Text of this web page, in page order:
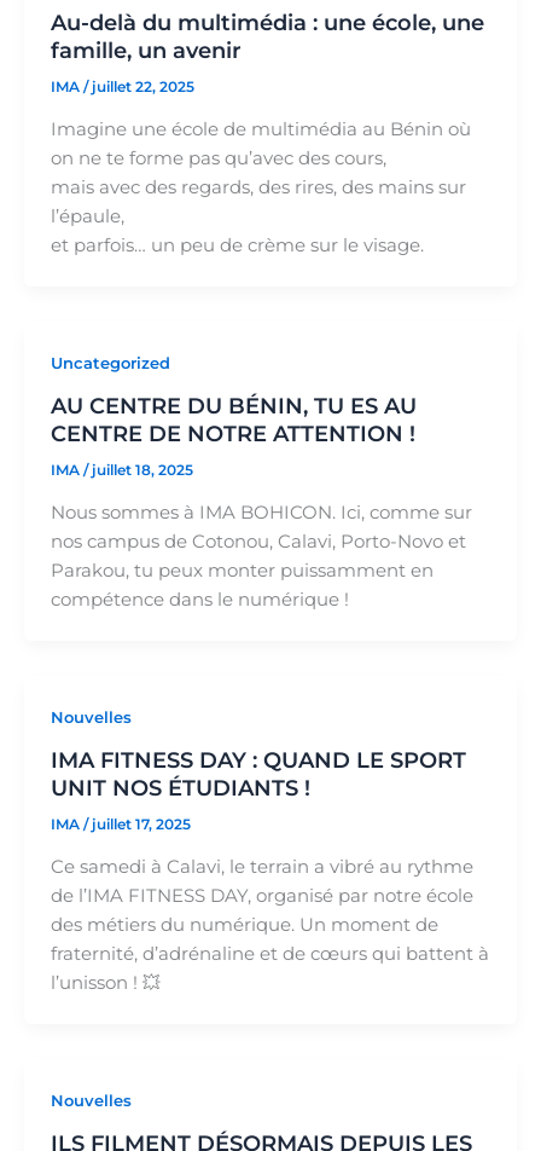
Au-delà du multimédia : une école, une
famille, un avenir
IMA / juillet 22, 2025
Imagine une école de multimédia au Bénin où
on ne te forme pas qu’avec des cours,
mais avec des regards, des rires, des mains sur
l’épaule,
et parfois… un peu de crème sur le visage.
Uncategorized
AU CENTRE DU BÉNIN, TU ES AU
CENTRE DE NOTRE ATTENTION !
IMA / juillet 18, 2025
Nous sommes à IMA BOHICON. Ici, comme sur
nos campus de Cotonou, Calavi, Porto-Novo et
Parakou, tu peux monter puissamment en
compétence dans le numérique !
Nouvelles
IMA FITNESS DAY : QUAND LE SPORT
UNIT NOS ÉTUDIANTS !
IMA / juillet 17, 2025
Ce samedi à Calavi, le terrain a vibré au rythme
de l’IMA FITNESS DAY, organisé par notre école
des métiers du numérique. Un moment de
fraternité, d’adrénaline et de cœurs qui battent à
l’unisson ! 💥
Nouvelles
ILS FILMENT DÉSORMAIS DEPUIS LES